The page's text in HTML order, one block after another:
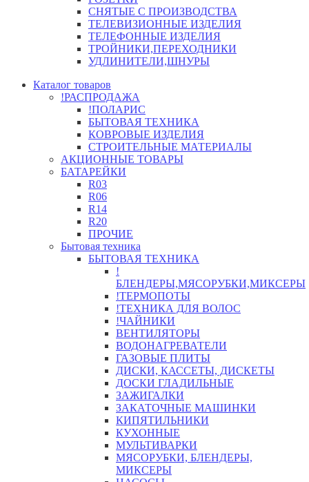
СНЯТЫЕ С ПРОИЗВОДСТВА
ТЕЛЕВИЗИОННЫЕ ИЗДЕЛИЯ
ТЕЛЕФОННЫЕ ИЗДЕЛИЯ
ТРОЙНИКИ,ПЕРЕХОДНИКИ
УДЛИНИТЕЛИ,ШНУРЫ
Каталог товаров
!РАСПРОДАЖА
!ПОЛАРИС
БЫТОВАЯ ТЕХНИКА
КОВРОВЫЕ ИЗДЕЛИЯ
СТРОИТЕЛЬНЫЕ МАТЕРИАЛЫ
АКЦИОННЫЕ ТОВАРЫ
БАТАРЕЙКИ
R03
R06
R14
R20
ПРОЧИЕ
Бытовая техника
БЫТОВАЯ ТЕХНИКА
!
БЛЕНДЕРЫ,МЯСОРУБКИ,МИКСЕРЫ
!ТЕРМОПОТЫ
!ТЕХНИКА ДЛЯ ВОЛОС
!ЧАЙНИКИ
ВЕНТИЛЯТОРЫ
ВОДОНАГРЕВАТЕЛИ
ГАЗОВЫЕ ПЛИТЫ
ДИСКИ, КАССЕТЫ, ДИСКЕТЫ
ДОСКИ ГЛАДИЛЬНЫЕ
ЗАЖИГАЛКИ
ЗАКАТОЧНЫЕ МАШИНКИ
КИПЯТИЛЬНИКИ
КУХОННЫЕ
МУЛЬТИВАРКИ
МЯСОРУБКИ, БЛЕНДЕРЫ,
МИКСЕРЫ